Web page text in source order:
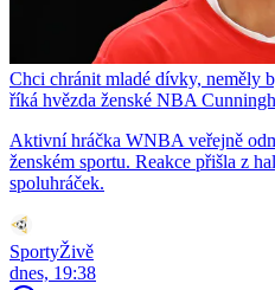
Chci chránit mladé dívky, neměly
říká hvězda ženské NBA
Aktivní hráčka WNBA veřejně
ženském sportu. Reakce přišla z
spoluhráček.
SportyŽivě
dnes, 19:38